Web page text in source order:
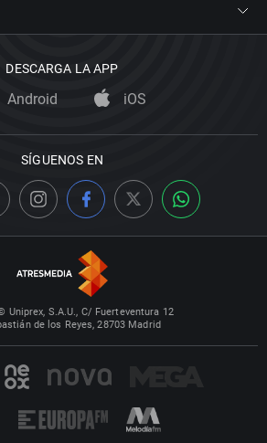
DESCARGA LA APP
Android iOS
SÍGUENOS EN
Uniprex, S.A.U., C/ Fuerteventura 12
de los Reyes, 28703 Madrid